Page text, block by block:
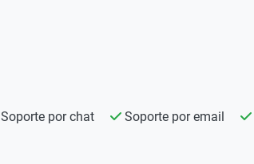
Soporte por chat Soporte por email